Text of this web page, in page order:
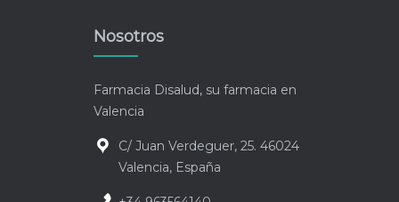
Nosotros
Farmacia Disalud, su farmacia en
Valencia
C/ Juan Verdeguer, 25. 46024
Valencia, España